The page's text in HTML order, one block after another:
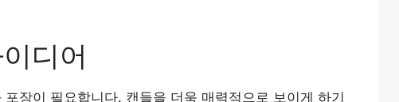
디어
장이 필요합니다. 캔들을 더욱 매력적으로 보이게 하기